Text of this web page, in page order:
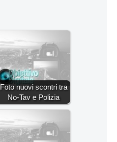
Foto nuovi scontri tra
No-Tav e Polizia